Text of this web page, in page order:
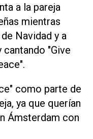
a la pareja
mientras
Navidad y a
"Give
como parte de
ya que querían
Ámsterdam con